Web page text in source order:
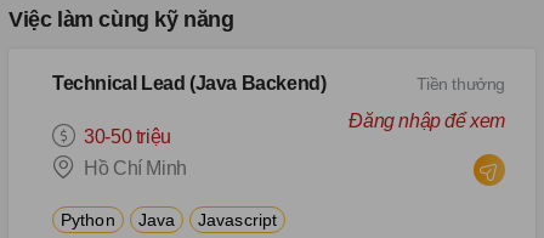
Việc làm cùng kỹ năng
Technical Lead (Java Backend)
30-50 triệu
Hồ Chí Minh
Python Java Javascript
Tiền thưởng
Đăng nhập để xem